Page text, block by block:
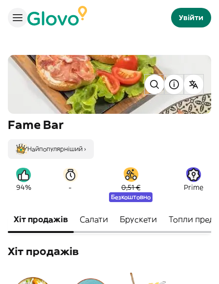
Увійти
Fame Bar
Найпопулярніший ›
94% - 0,51 €
Безкоштовно
Prime
Хіт продажів Салати Брускети Топли
Хіт продажів